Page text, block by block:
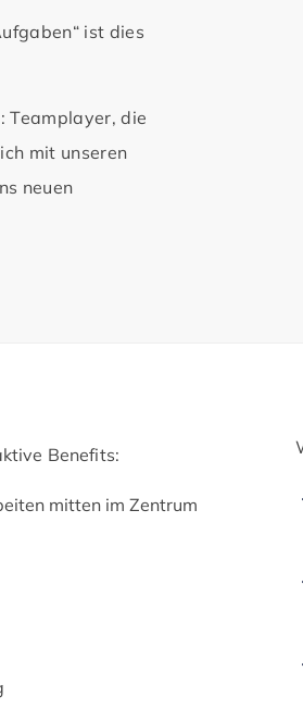
ist dies
Teamplayer, die
mit unseren
neuen
Benefits:
mitten im Zentrum